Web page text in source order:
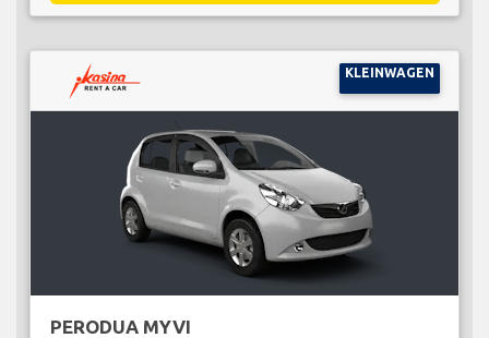
KLEINWAGEN
PERODUA MYVI